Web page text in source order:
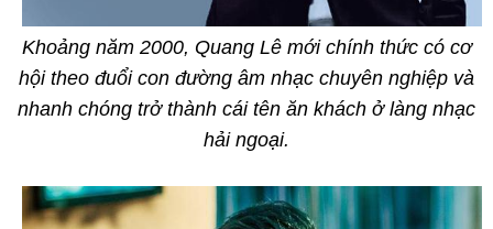
Khoảng năm 2000, Quang Lê mới chính thức có cơ
hội theo đuổi con đường âm nhạc chuyên nghiệp và
nhanh chóng trở thành cái tên ăn khách ở làng nhạc
hải ngoại.